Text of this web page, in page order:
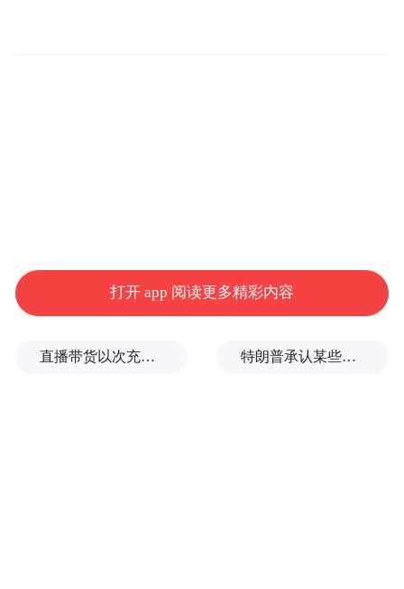
打开 app 阅读更多精彩内容
直播带货以次充好、拒不发货，算诈骗吗？ 特朗普承认某些弹药供应紧张